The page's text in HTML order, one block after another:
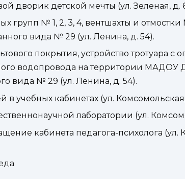
дворик детской мечты (ул. Зеленая, д.
групп № 1, 2, 3, 4, вентшахты и
вида № 29 (ул. Ленина, д. 54).
покрытия, устройство тротуара с
водопровода на территории МАДОУ
вида № 29 (ул. Ленина, д. 54).
в учебных кабинетах (ул.
лаборатории (ул.
кабинета педагога-психолога (ул.